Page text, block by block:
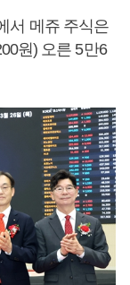
서 메쥬 주식은
원) 오른 5만6